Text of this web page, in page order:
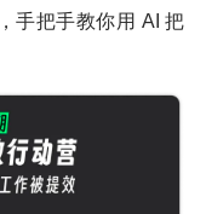
手把手教你用 AI 把